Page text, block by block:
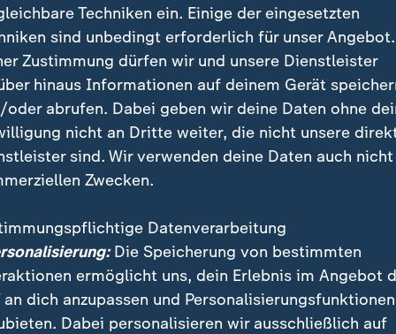
vorneweg", aber noch sei nichts entschieden, sagt
Lehmann zum DFB-Pokalfinale der Frauen zwischen
VfL Wolfsburg.
der Zuspruch unter die 20.000er-Marke,
"Die Leute kommen nur für uns. Stetig sind die
die 35-Jährige heute.
Techniken ein. Einige der eingesetzten
sind unbedingt erforderlich für unser
Zustimmung dürfen wir und unsere Dienstleister
hinaus Informationen auf deinem Gerät
oder abrufen. Dabei geben wir deine Daten ohne
nicht an Dritte weiter, die nicht unsere
sind. Wir verwenden deine Daten auch nicht
Zwecken.
Datenverarbeitung
Die Speicherung von bestimmten
ermöglicht uns, dein Erlebnis im Angebot
an dich anzupassen und Personalisierungsfunktionen
Dabei personalisieren wir ausschließlich auf